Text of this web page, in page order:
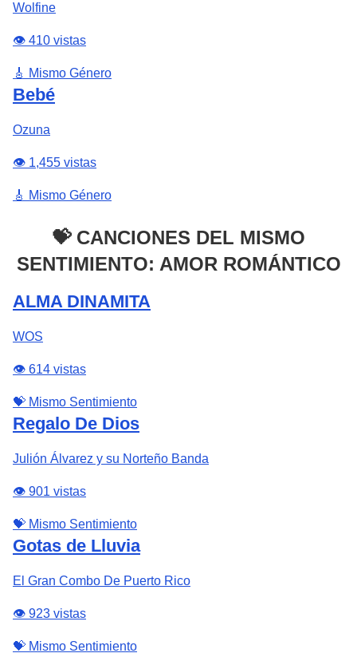
Wolfine
👁️ 410 vistas
🎸 Mismo Género
Bebé
Ozuna
👁️ 1,455 vistas
🎸 Mismo Género
💝 CANCIONES DEL MISMO
SENTIMIENTO: AMOR ROMÁNTICO
ALMA DINAMITA
WOS
👁️ 614 vistas
💝 Mismo Sentimiento
Regalo De Dios
Julión Álvarez y su Norteño Banda
👁️ 901 vistas
💝 Mismo Sentimiento
Gotas de Lluvia
El Gran Combo De Puerto Rico
👁️ 923 vistas
💝 Mismo Sentimiento